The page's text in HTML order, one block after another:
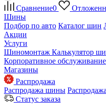
Сравнение0
Шины
Подбор по авто Каталог шин
Акции
Услуги
Шиномонтаж Калькулятор
Корпоративное обслуживание
Магазины
Распродажа
Распродажа шины
Статус заказа